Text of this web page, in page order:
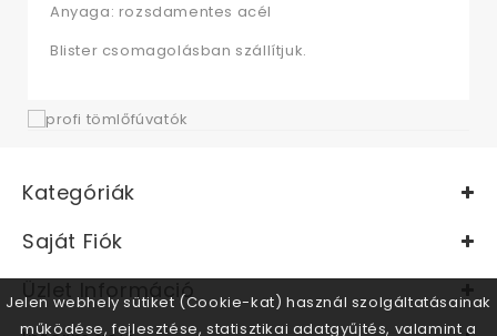
Anyaga: rozsdamentes acél
Blister csomagolásban szállítjuk.
Kategóriák
Saját Fiók
Üzlet Információ
Jelen webhely sütiket (Cookie-kat) használ szolgáltatásainak
működése, fejlesztése, statisztikai adatgyűjtés, valamint a